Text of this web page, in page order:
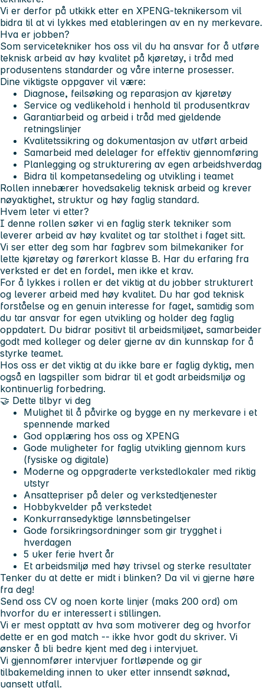
Vi er derfor på utkikk etter en XPENG-teknikersom vil
bidra til at vi lykkes med etableringen av en ny merkevare.
Hva er jobben?
Som servicetekniker hos oss vil du ha ansvar for å utføre
teknisk arbeid av høy kvalitet på kjøretøy, i tråd med
produsentens standarder og våre interne prosesser.
Dine viktigste oppgaver vil være:
Diagnose, feilsøking og reparasjon av kjøretøy
Service og vedlikehold i henhold til produsentkrav
Garantiarbeid og arbeid i tråd med gjeldende
retningslinjer
Kvalitetssikring og dokumentasjon av utført arbeid
Samarbeid med delelager for effektiv gjennomføring
Planlegging og strukturering av egen arbeidshverdag
Bidra til kompetansedeling og utvikling i teamet
Rollen innebærer hovedsakelig teknisk arbeid og krever
nøyaktighet, struktur og høy faglig standard.
Hvem leter vi etter?
I denne rollen søker vi en faglig sterk tekniker som
leverer arbeid av høy kvalitet og tar stolthet i faget sitt.
Vi ser etter deg som har fagbrev som bilmekaniker for
lette kjøretøy og førerkort klasse B. Har du erfaring fra
verksted er det en fordel, men ikke et krav.
For å lykkes i rollen er det viktig at du jobber strukturert
og leverer arbeid med høy kvalitet. Du har god teknisk
forståelse og en genuin interesse for faget, samtidig som
du tar ansvar for egen utvikling og holder deg faglig
oppdatert. Du bidrar positivt til arbeidsmiljøet, samarbeider
godt med kolleger og deler gjerne av din kunnskap for å
styrke teamet.
Hos oss er det viktig at du ikke bare er faglig dyktig, men
også en lagspiller som bidrar til et godt arbeidsmiljø og
kontinuerlig forbedring.
🤝 Dette tilbyr vi deg
Mulighet til å påvirke og bygge en ny merkevare i et
spennende marked
God opplæring hos oss og XPENG
Gode muligheter for faglig utvikling gjennom kurs
(fysiske og digitale)
Moderne og oppgraderte verkstedlokaler med riktig
utstyr
Ansattepriser på deler og verkstedtjenester
Hobbykvelder på verkstedet
Konkurransedyktige lønnsbetingelser
Gode forsikringsordninger som gir trygghet i
hverdagen
5 uker ferie hvert år
Et arbeidsmiljø med høy trivsel og sterke resultater
Tenker du at dette er midt i blinken? Da vil vi gjerne høre
fra deg!
Send oss CV og noen korte linjer (maks 200 ord) om
hvorfor du er interessert i stillingen.
Vi er mest opptatt av hva som motiverer deg og hvorfor
dette er en god match -- ikke hvor godt du skriver. Vi
ønsker å bli bedre kjent med deg i intervjuet.
Vi gjennomfører intervjuer fortløpende og gir
tilbakemelding innen to uker etter innsendt søknad,
uansett utfall.